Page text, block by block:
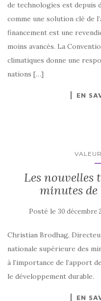
de technologies est depuis
comme une solution clé de
financement est une
moins avancés. La
climatiques donne une
nations […]
EN
Les nouvelles
minutes de
Posté le 30 décembre
Christian Brodhag,
nationale supérieure des
à l’importance de l’apport
le développement durable.
EN